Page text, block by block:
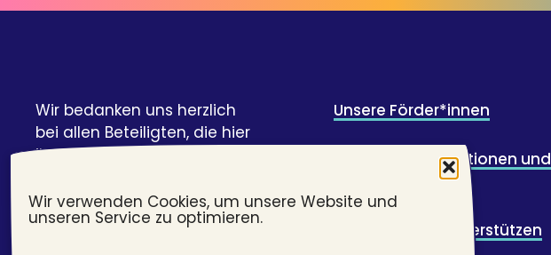
Wir verwenden Cookies, um unsere Website und
unseren Service zu optimieren.
Wir bedanken uns herzlich
bei allen Beteiligten, die hier
ihre Geschichte und Expertise
Unsere Förder*innen
Credits für Illustrationen und
Webentwicklung
#transjugend unterstützen